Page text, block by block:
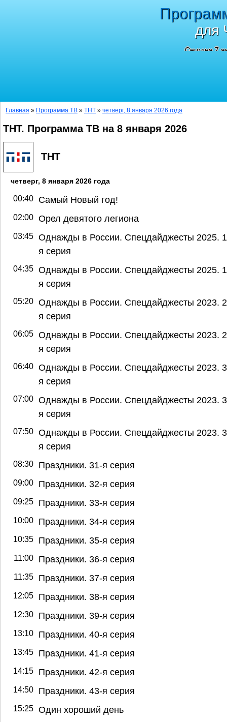
для
Сегодня 7
Главная » Программа ТВ » ТНТ » четверг, 8 января 2026 года
ТНТ. Программа ТВ на 8 января 2026
ТНТ
четверг, 8 января 2026 года
00:40 Самый Новый год!
02:00 Орел девятого легиона
03:45 Однажды в России. Спецдайджесты 2025.
я серия
04:35 Однажды в России. Спецдайджесты 2025.
я серия
05:20 Однажды в России. Спецдайджесты 2023.
я серия
06:05 Однажды в России. Спецдайджесты 2023.
я серия
06:40 Однажды в России. Спецдайджесты 2023.
я серия
07:00 Однажды в России. Спецдайджесты 2023.
я серия
07:50 Однажды в России. Спецдайджесты 2023.
я серия
08:30 Праздники. 31-я серия
09:00 Праздники. 32-я серия
09:25 Праздники. 33-я серия
10:00 Праздники. 34-я серия
10:35 Праздники. 35-я серия
11:00 Праздники. 36-я серия
11:35 Праздники. 37-я серия
12:05 Праздники. 38-я серия
12:30 Праздники. 39-я серия
13:10 Праздники. 40-я серия
13:45 Праздники. 41-я серия
14:15 Праздники. 42-я серия
14:50 Праздники. 43-я серия
15:25 Один хороший день